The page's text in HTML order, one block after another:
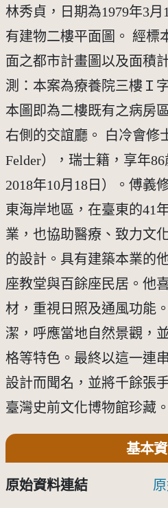
林秀貞，日期為1979年3
有建物二樓平面圖。 經標
面之都市計畫圖以及面積
測：本案為療養院三樓Ｉ
本圖即為二樓既有之病房
右側的交誼廳。 白冷會修
Felder），瑞士籍，享年
2018年10月18日）。傅義
東海岸地區，在臺東的41
業，也協助醫療、致力文
的設計。具有建築本業的
座教堂與百餘座民居。他
材，重視日照及通風功能
潔，呼應當地自然景觀，
格等特色。最終以這一連
設計而聞名，並將千餘張
臺灣史前文化博物館珍藏。
基本
原始資料連結